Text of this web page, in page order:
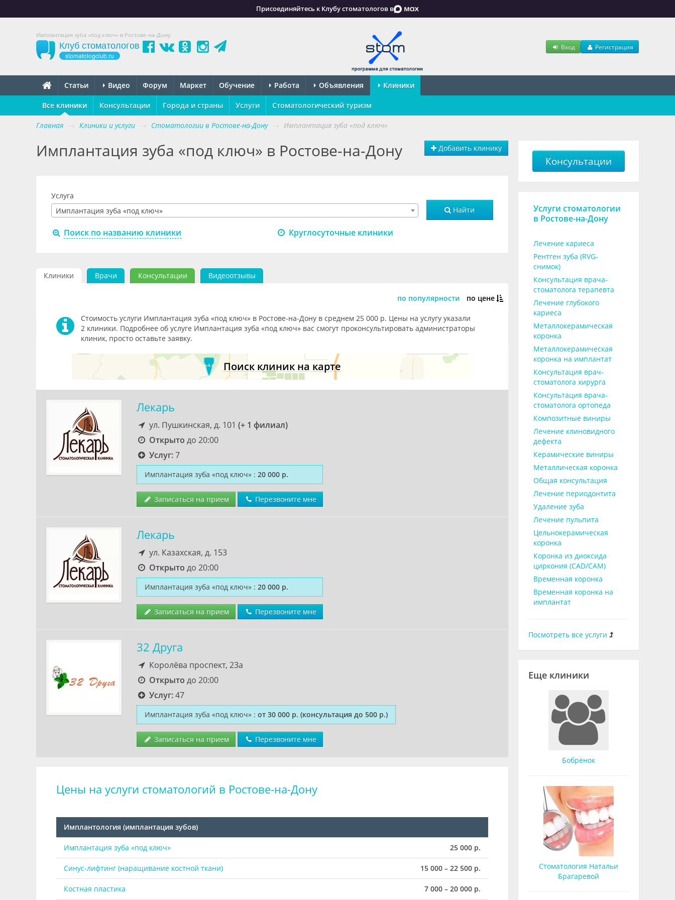
Присоединяйтесь к Клубу стоматологов в
Имплантация зуба «под ключ» в Ростове-на-Дону
Клуб стоматологов
stomatologclub.ru
Вход Регистрация
Статьи Видео Форум Маркет Обучение Работа Объявления Клиники
Все клиники Консультации Города и страны Услуги Стоматологический туризм
Главная → Клиники и услуги → Стоматологии в Ростове-на-Дону → Имплантация зуба «под ключ»
Добавить клинику
Имплантация зуба «под ключ» в Ростове-на-Дону
Услуга
Имплантация зуба «под ключ»
Найти
Поиск по названию клиники Круглосуточные клиники
Клиники Врачи Консультации Видеоотзывы
по популярности по цене
Стоимость услуги Имплантация зуба «под ключ» в Ростове-на-Дону в среднем 25 000 р. Цены на услугу указали
2 клиники. Подробнее об услуге Имплантация зуба «под ключ» вас смогут проконсультировать администраторы
клиник, просто оставьте заявку.
Поиск клиник на карте
Лекарь
ул. Пушкинская, д. 101 (+ 1 филиал)
Открыто до 20:00
Услуг:7
Имплантация зуба «под ключ» : 20 000 р.
Записаться на прием Перезвоните мне
Лекарь
ул. Казахская, д. 153
Открыто до 20:00
Имплантация зуба «под ключ» : 20 000 р.
Записаться на прием Перезвоните мне
32 Друга
Королёва проспект, 23а
Открыто до 20:00
Услуг:47
Имплантация зуба «под ключ» : от 30 000 р. (консультация до 500 р.)
Записаться на прием Перезвоните мне
Цены на услуги стоматологий в Ростове-на-Дону
Имплантология (имплантация зубов)
Имплантация зуба «под ключ» 25 000 р.
Синус-лифтинг (наращивание костной ткани) 15 000 – 22 500 р.
Костная пластика 7 000 – 20 000 р.
Консультации
Услуги стоматологии
в Ростове-на-Дону
Лечение кариеса
Рентген зуба (RVG-
снимок)
Консультация врача-
стоматолога терапевта
Лечение глубокого
кариеса
Металлокерамическая
коронка
Металлокерамическая
коронка на имплантат
Консультация врач-
стоматолога хирурга
Консультация врача-
стоматолога ортопеда
Композитные виниры
Лечение клиновидного
дефекта
Керамические виниры
Металлическая коронка
Общая консультация
Лечение периодонтита
Удаление зуба
Лечение пульпита
Цельнокерамическая
коронка
Коронка из диоксида
циркония (CAD/CAM)
Временная коронка
Временная коронка на
имплантат
Посмотреть все услуги
Еще клиники
Бобрёнок
Стоматология Натальи
Брагаревой